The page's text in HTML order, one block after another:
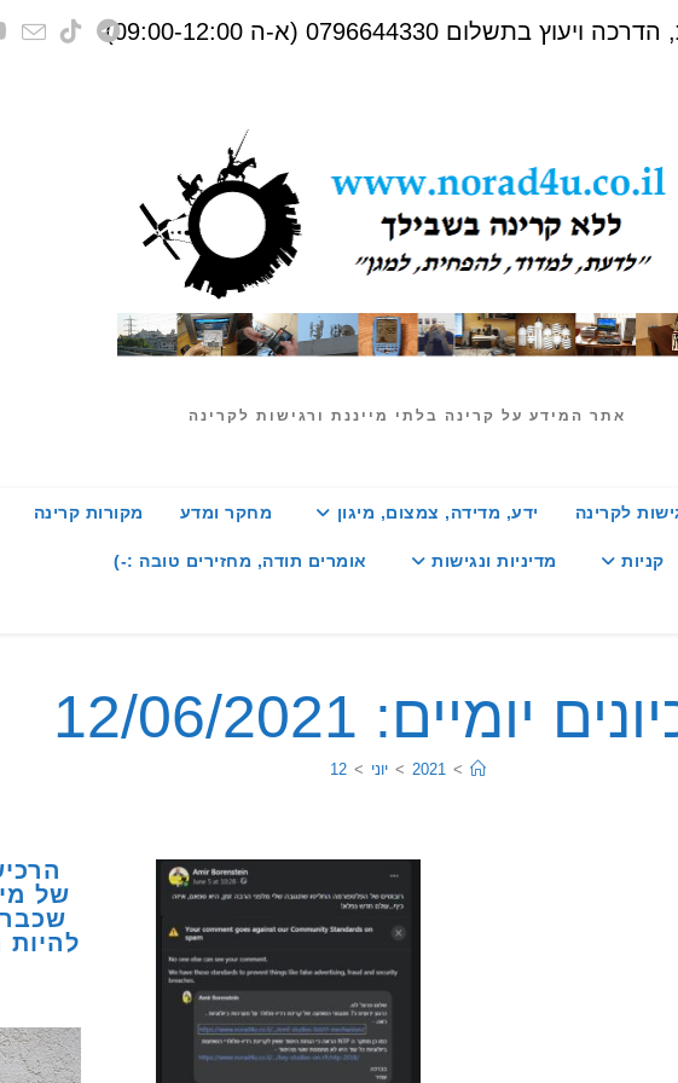
0796644330 (א-ה 09:00-12:00)
אתר המידע על קרינה בלתי מייננת ורגישות לקרינה
לקרינה ידע, מדידה, צמצום, מיגון מחקר ומדע מקורות קרינה
קניות מדיניות ונגישות אומרים תודה, מחזירים טובה :-)
יומיים: 12/06/2021
>
2021
> יוני >
12
של
להיות